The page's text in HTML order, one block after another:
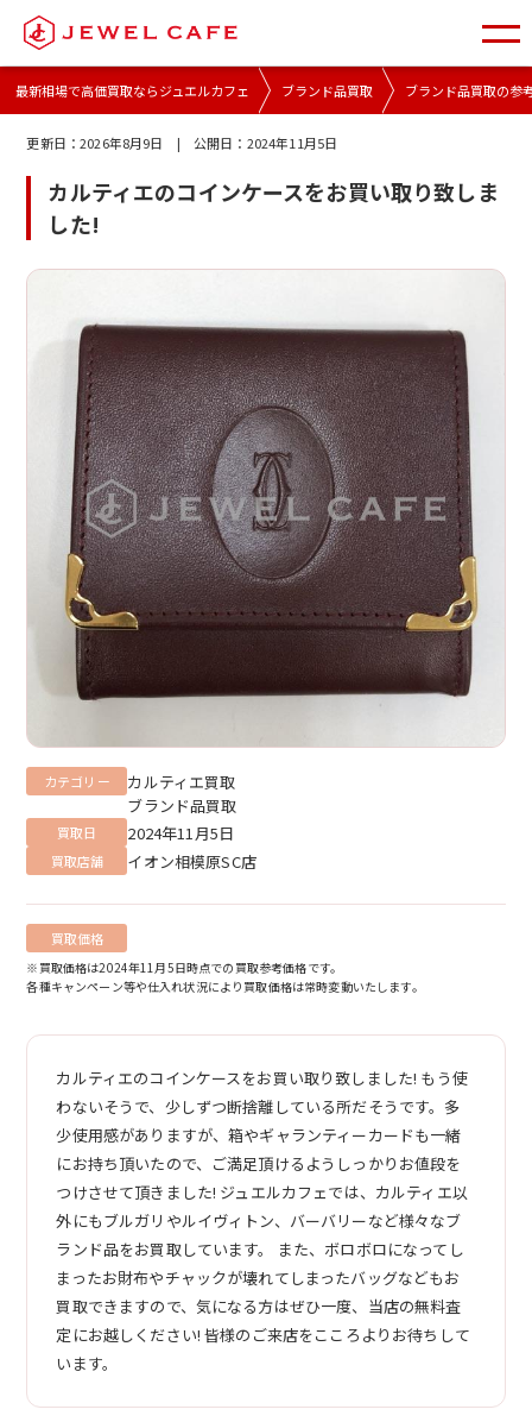
最新相場で高価買取ならジュエルカフェ ブランド品買取 ブランド品買取の参
更新日：2026年8月9日 | 公開日： 2024年11月5日
カルティエのコインケースをお買い取り致しま
した!
カテゴリー
カルティエ買取
ブランド品買取
買取日 2024年11月5日
買取店舗 イオン相模原SC店
買取価格
※買取価格は2024年11月5日時点での買取参考価格です。
各種キャンペーン等や仕入れ状況により買取価格は常時変動いたします。
カルティエのコインケースをお買い取り致しました! もう使
わないそうで、少しずつ断捨離している所だそうです。多
少使用感がありますが、箱やギャランティーカードも一緒
にお持ち頂いたので、ご満足頂けるようしっかりお値段を
つけさせて頂きました! ジュエルカフェでは、カルティエ以
外にもブルガリやルイヴィトン、バーバリーなど様々なブ
ランド品をお買取しています。 また、ボロボロになってし
まったお財布やチャックが壊れてしまったバッグなどもお
買取できますので、気になる方はぜひ一度、当店の無料査
定にお越しください! 皆様のご来店をこころよりお待ちして
います。